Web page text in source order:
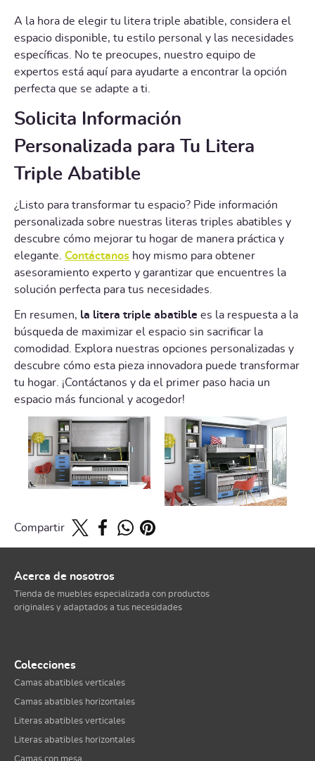
A la hora de elegir tu litera triple abatible, considera el
espacio disponible, tu estilo personal y las necesidades
específicas. No te preocupes, nuestro equipo de
expertos está aquí para ayudarte a encontrar la opción
perfecta que se adapte a ti.
Solicita Información
Personalizada para Tu Litera
Triple Abatible
¿Listo para transformar tu espacio? Pide información
personalizada sobre nuestras literas triples abatibles y
descubre cómo mejorar tu hogar de manera práctica y
elegante. Contáctanos hoy mismo para obtener
asesoramiento experto y garantizar que encuentres la
solución perfecta para tus necesidades.
En resumen, la litera triple abatible es la respuesta a la
búsqueda de maximizar el espacio sin sacrificar la
comodidad. Explora nuestras opciones personalizadas y
descubre cómo esta pieza innovadora puede transformar
tu hogar. ¡Contáctanos y da el primer paso hacia un
espacio más funcional y acogedor!
Compartir
Acerca de nosotros
Tienda de muebles especializada con productos
originales y adaptados a tus necesidades
Colecciones
Camas abatibles verticales
Camas abatibles horizontales
Literas abatibles verticales
Literas abatibles horizontales